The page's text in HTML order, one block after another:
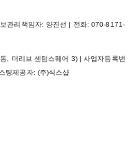
관리책임자: 양진선 | 전화: 070-8171-
, 더리브 센텀스퀘어 3) | 사업자등록번
팅제공자: (주)식스샵